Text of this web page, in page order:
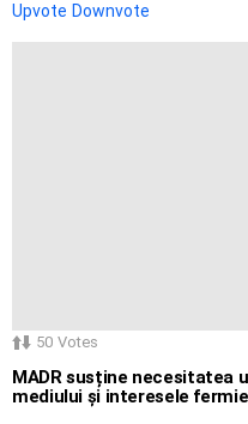
Upvote Downvote
50 Votes
MADR susține necesitatea
mediului și interesele